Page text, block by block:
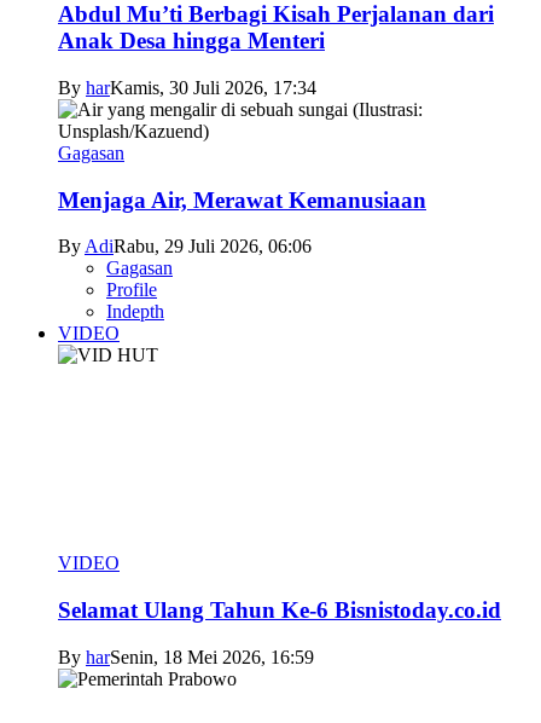
Abdul Mu’ti Berbagi Kisah Perjalanan dari
Anak Desa hingga Menteri
By harKamis, 30 Juli 2026, 17:34
Gagasan
Menjaga Air, Merawat Kemanusiaan
ByAdiRabu, 29 Juli 2026, 06:06
Gagasan
Profile
Indepth
VIDEO
VIDEO
Selamat Ulang Tahun Ke-6 Bisnistoday.co.id
By harSenin, 18 Mei 2026, 16:59